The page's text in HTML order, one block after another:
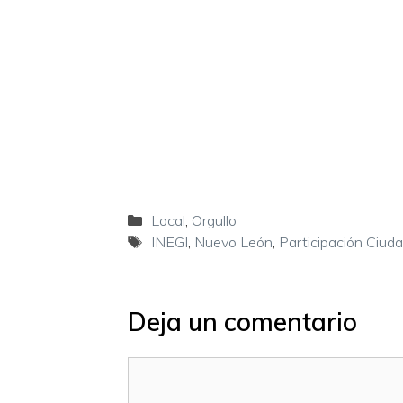
Categorías
Local, Orgullo
Etiquetas
INEGI, Nuevo León, Participación
Deja un comentario